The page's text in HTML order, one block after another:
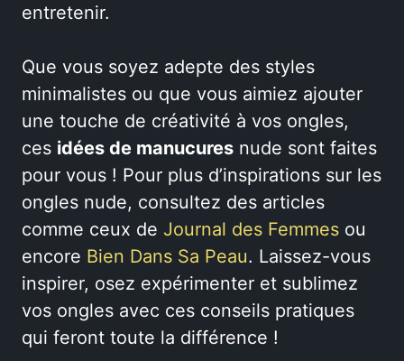
entretenir.
Que vous soyez adepte des styles
minimalistes ou que vous aimiez ajouter
une touche de créativité à vos ongles,
ces idées de manucures nude sont faites
pour vous ! Pour plus d’inspirations sur les
ongles nude, consultez des articles
comme ceux de Journal des Femmes ou
encore Bien Dans Sa Peau. Laissez-vous
inspirer, osez expérimenter et sublimez
vos ongles avec ces conseils pratiques
qui feront toute la différence !